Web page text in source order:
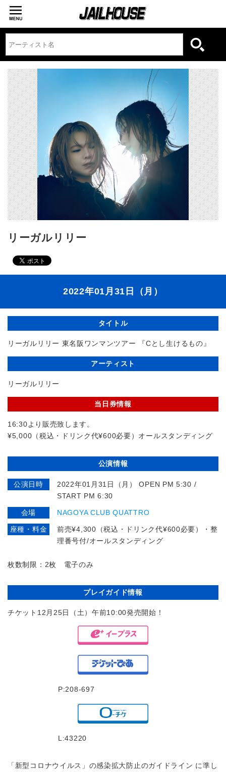
リーガルリリー
2022年01月31日（月）
タイトル
リーガルリリー 東名阪ワンマンツアー 『Cとし生けるもの』
アーティスト
リーガルリリー
当日券情報
16:30より販売致します。
¥5,000（税込・ドリンク代¥600必要）オールスタンディング
公演情報
公演日時
2022年01月31日（月） OPEN PM 5:30 /
START PM 6:30
会場 NAGOYA CLUB QUATTRO
座種・料金
前売¥4,300（税込・ドリンク代¥600必要）・整
理番号付/オールスタンディング
枚数制限：2枚 電子のみ
プレイガイド情報
チケット12月25日（土）午前10:00発売開始！
P:208-697
L:43220
「新型コロナウイルス」の感染拡大防止のガイドライン に準し